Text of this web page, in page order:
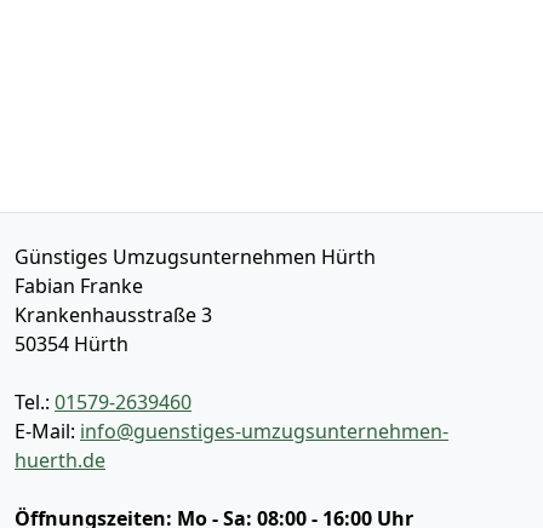
Günstiges Umzugsunternehmen Hürth
Fabian Franke
Krankenhausstraße 3
50354 Hürth
Tel.: 01579-2639460
E-Mail: info@guenstiges-umzugsunternehmen-
huerth.de
Öffnungszeiten: Mo - Sa: 08:00 - 16:00 Uhr